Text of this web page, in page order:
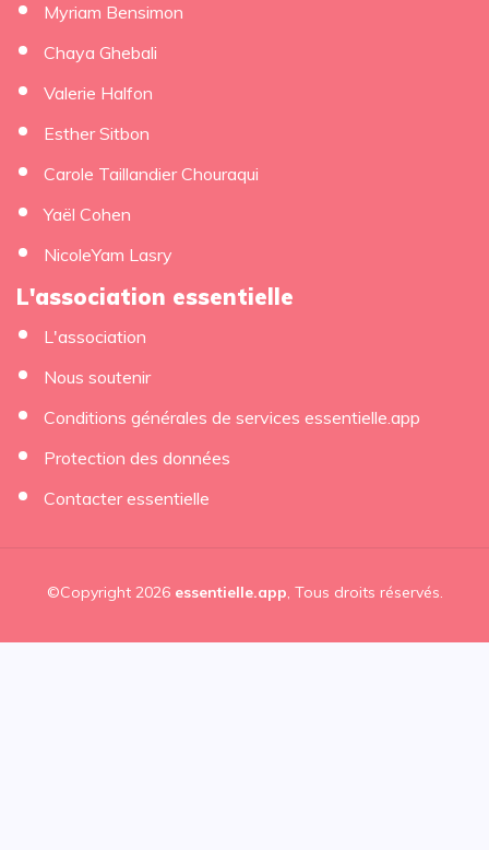
Myriam Bensimon
Chaya Ghebali
Valerie Halfon
Esther Sitbon
Carole Taillandier Chouraqui
Yaël Cohen
NicoleYam Lasry
L'association essentielle
L'association
Nous soutenir
Conditions générales de services essentielle.app
Protection des données
Contacter essentielle
©Copyright 2026 essentielle.app, Tous droits réservés.